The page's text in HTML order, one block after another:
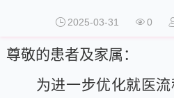
2025-03-31 0
尊敬的患者及家属：
为进一步优化就医流